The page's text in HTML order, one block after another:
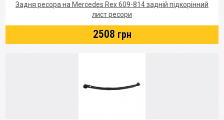
Задня ресора на Mercedes Rex 609-814 задній підкорінний
лист ресори
2508 грн